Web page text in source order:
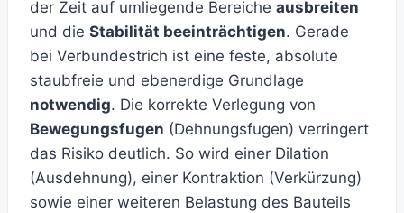
der Zeit auf umliegende Bereiche ausbreiten
und die Stabilität beeinträchtigen. Gerade
bei Verbundestrich ist eine feste, absolute
staubfreie und ebenerdige Grundlage
notwendig. Die korrekte Verlegung von
Bewegungsfugen (Dehnungsfugen) verringert
das Risiko deutlich. So wird einer Dilation
(Ausdehnung), einer Kontraktion (Verkürzung)
sowie einer weiteren Belastung des Bauteils